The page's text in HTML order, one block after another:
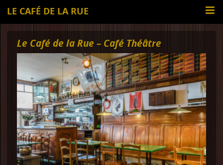
LE CAFÉ DE LA RUE
Le Café de la Rue – Café Théâtre